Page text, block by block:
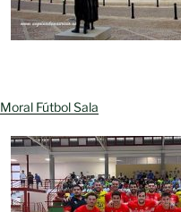
Moral Fútbol Sala